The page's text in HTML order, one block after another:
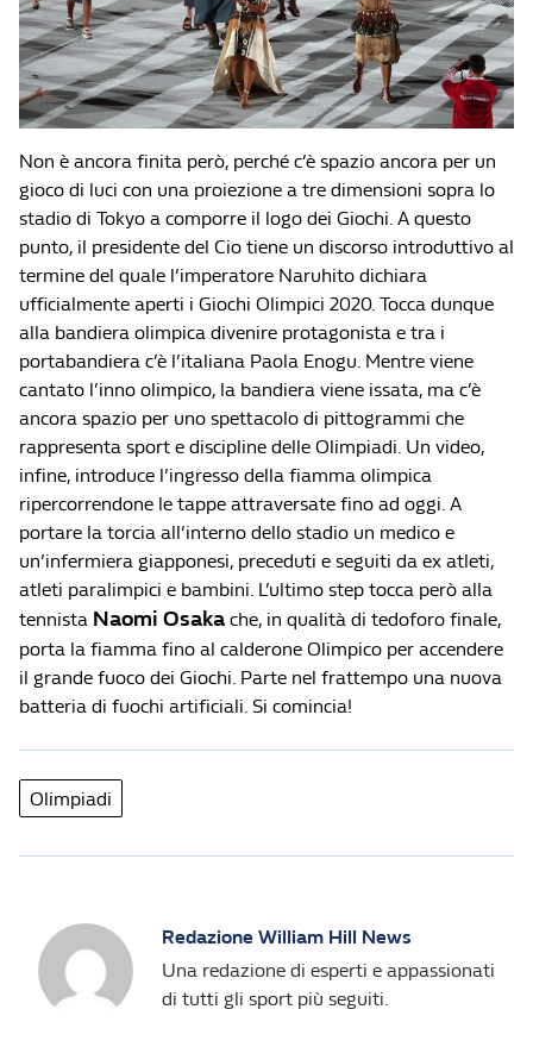
Non è ancora finita però, perché c’è spazio ancora per un
gioco di luci con una proiezione a tre dimensioni sopra lo
stadio di Tokyo a comporre il logo dei Giochi. A questo
punto, il presidente del Cio tiene un discorso introduttivo al
termine del quale l’imperatore Naruhito dichiara
ufficialmente aperti i Giochi Olimpici 2020. Tocca dunque
alla bandiera olimpica divenire protagonista e tra i
portabandiera c’è l’italiana Paola Enogu. Mentre viene
cantato l’inno olimpico, la bandiera viene issata, ma c’è
ancora spazio per uno spettacolo di pittogrammi che
rappresenta sport e discipline delle Olimpiadi. Un video,
infine, introduce l’ingresso della fiamma olimpica
ripercorrendone le tappe attraversate fino ad oggi. A
portare la torcia all’interno dello stadio un medico e
un’infermiera giapponesi, preceduti e seguiti da ex atleti,
atleti paralimpici e bambini. L’ultimo step tocca però alla
tennista Naomi Osaka che, in qualità di tedoforo finale,
porta la fiamma fino al calderone Olimpico per accendere
il grande fuoco dei Giochi. Parte nel frattempo una nuova
batteria di fuochi artificiali. Si comincia!
Olimpiadi
Redazione William Hill News
Una redazione di esperti e appassionati
di tutti gli sport più seguiti.